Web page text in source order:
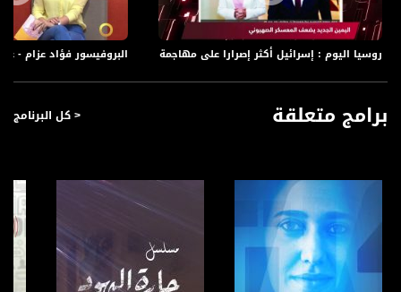
البروفيسور فؤاد عزام - علاج العقم
روسيا اليوم : إسرائيل أكثر إصرارا على مهاجمة سوريا،الكاملة،مترو الصحافة،3-1-2019،قناة مساواة
برامج متعلقة < كل البرنامج